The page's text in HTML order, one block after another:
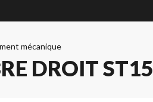
mécanique
DROIT